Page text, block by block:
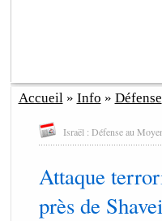
Accueil» Info » Défense
Israël : Défense au
Attaque
près de